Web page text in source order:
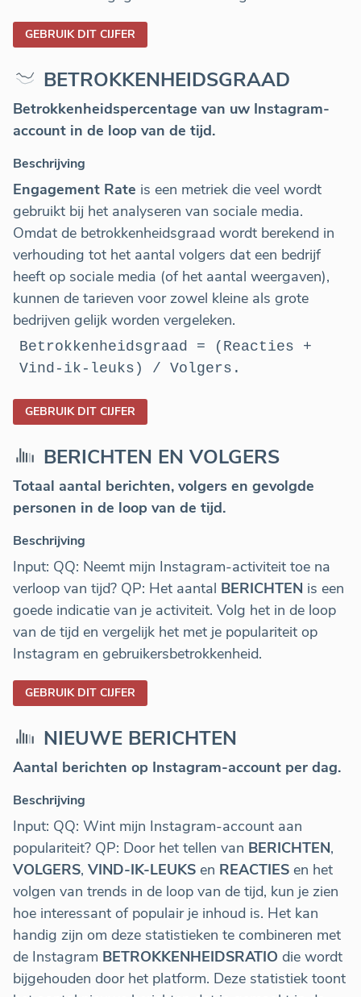
GEBRUIK DIT CIJFER
BETROKKENHEIDSGRAAD
Betrokkenheidspercentage van uw Instagram-
account in de loop van de tijd.
Beschrijving
Engagement Rate is een metriek die veel wordt
gebruikt bij het analyseren van sociale media.
Omdat de betrokkenheidsgraad wordt berekend in
verhouding tot het aantal volgers dat een bedrijf
heeft op sociale media (of het aantal weergaven),
kunnen de tarieven voor zowel kleine als grote
bedrijven gelijk worden vergeleken.
Betrokkenheidsgraad = (Reacties +
Vind-ik-leuks) / Volgers.
GEBRUIK DIT CIJFER
BERICHTEN EN VOLGERS
Totaal aantal berichten, volgers en gevolgde
personen in de loop van de tijd.
Beschrijving
Input: QQ: Neemt mijn Instagram-activiteit toe na
verloop van tijd? QP: Het aantal BERICHTEN is een
goede indicatie van je activiteit. Volg het in de loop
van de tijd en vergelijk het met je populariteit op
Instagram en gebruikersbetrokkenheid.
GEBRUIK DIT CIJFER
NIEUWE BERICHTEN
Aantal berichten op Instagram-account per dag.
Beschrijving
Input: QQ: Wint mijn Instagram-account aan
populariteit? QP: Door het tellen van BERICHTEN,
VOLGERS, VIND-IK-LEUKS en REACTIES en het
volgen van trends in de loop van de tijd, kun je zien
hoe interessant of populair je inhoud is. Het kan
handig zijn om deze statistieken te combineren met
de Instagram BETROKKENHEIDSRATIO die wordt
bijgehouden door het platform. Deze statistiek toont